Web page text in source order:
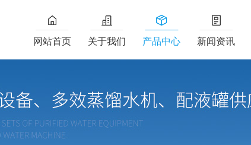
网站首页 关于我们 产品中心 新闻资讯